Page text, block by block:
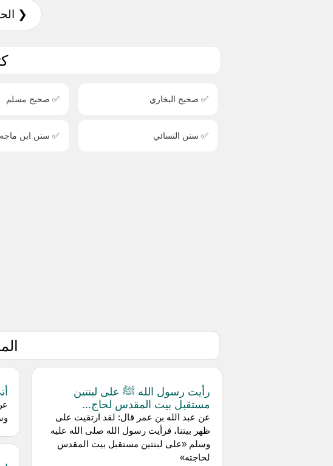
❮
✅ صحيح البخاري ✅ صحيح مسلم
✅ سنن النسائي ✅ سنن ابن ماجه
رأيت رسول الله ﷺ على لبنتين
مستقبل بيت المقدس لحاج...
عن عبد الله بن عمر قال: لقد ارتقيت على
ظهر بيتنا، فرأيت رسول الله صلى الله عليه
وسلم «على لبنتين مستقبل بيت المقدس
لحاجته»